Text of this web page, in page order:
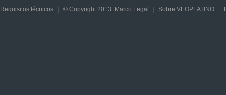
Requisitos técnicos © Copyright 2013. Marco Legal Sobre VEOPLATINO